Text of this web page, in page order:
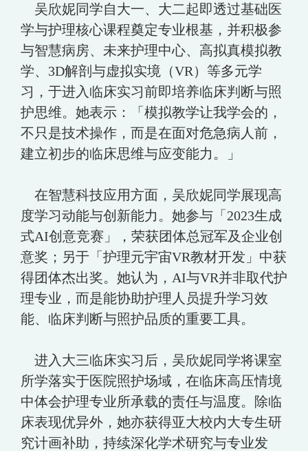
吴欣妮同学自大一、大二起即透过基础医
学与护理核心课程奠定专业根基，并积极参
与智慧病房、未来护理中心、高拟真模拟教
学、3D解剖与虚拟实境（VR）等多元学
习，于进入临床实习前即培养临床判断与照
护思维。她表示：「模拟教学让我学会的，
不只是技术操作，而是在面对危急病人前，
建立初步的临床思维与应变能力。」
在智慧科技应用方面，吴欣妮同学展现高
度学习动能与创新能力。她参与「2023生成
式AI创意竞赛」，荣获团体总冠军及企业创
意奖；另于「护理元宇宙VR教材开发」中获
得团体杰出奖。她认为，AI与VR并非取代护
理专业，而是能协助护理人员提升学习效
能、临床判断与照护品质的重要工具。
进入大三临床实习后，吴欣妮同学将课室
所学落实于医院照护场域，在临床高压情境
中体会护理专业所承载的责任与温度。除临
床表现优异外，她亦获得亚大校内大专生研
究计画补助，持续深化学术研究与专业发